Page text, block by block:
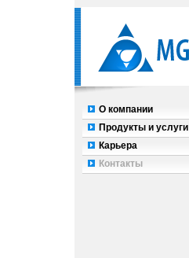
О компании
Продукты и услуги
Карьера
Контакты